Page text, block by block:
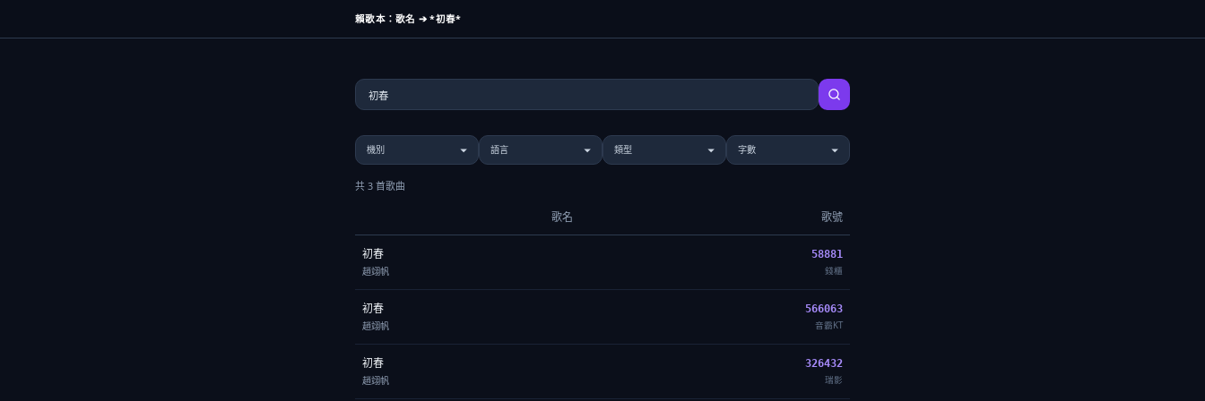
賴歌本：歌名 ➔ *初春*
共 3 首歌曲
歌名 歌號
初春
趙翊帆
58881
錢櫃
初春
趙翊帆
566063
音霸KT
初春
趙翊帆
326432
瑞影